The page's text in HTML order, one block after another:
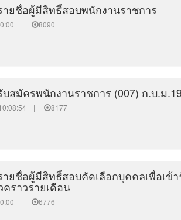
ายชื่อผู้มีสิทธิ์สอบพนักงานราชการ
| 8090
บสมัครพนักงานราชการ (007) ก.บ.ม
10:08:54 | 8177
ายชื่อผู้มีสิทธิ์สอบคัดเลือกบุคคลเพื่อเข้
ราวรายเดือน
| 6776